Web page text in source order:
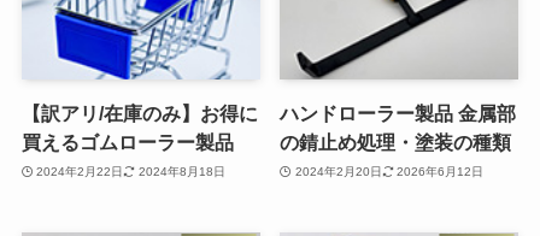
【訳アリ/在庫のみ】お得に
買えるゴムローラー製品
2024年2月22日 2024年8月18日
ハンドローラー製品 金属部
の錆止め処理・塗装の種類
2024年2月20日 2026年6月12日